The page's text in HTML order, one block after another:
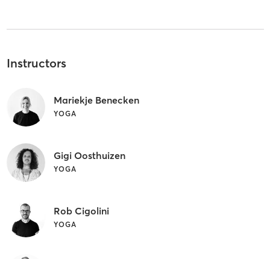
Instructors
Mariekje Benecken
YOGA
Gigi Oosthuizen
YOGA
Rob Cigolini
YOGA